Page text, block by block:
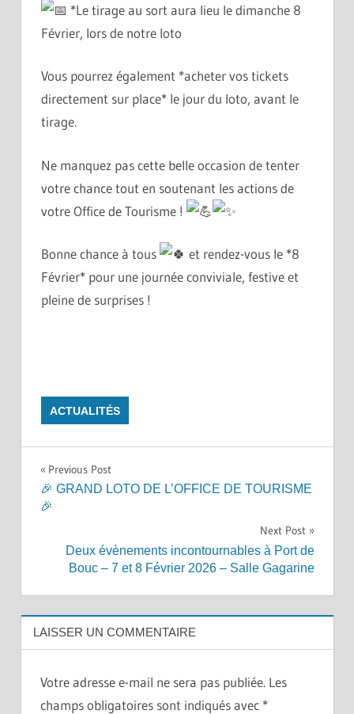
*Le tirage au sort aura lieu le dimanche 8
Février, lors de notre loto
Vous pourrez également *acheter vos tickets
directement sur place* le jour du loto, avant le
tirage.
Ne manquez pas cette belle occasion de tenter
votre chance tout en soutenant les actions de
votre Office de Tourisme !
Bonne chance à tous
et rendez-vous le *8
Février* pour une journée conviviale, festive et
pleine de surprises !
ACTUALITÉS
Navigation
de
Previous Post
🎉 GRAND LOTO DE L’OFFICE DE TOURISME
🎉
Next Post
Deux évènements incontournables à Port de
Bouc – 7 et 8 Février 2026 – Salle Gagarine
LAISSER UN COMMENTAIRE
Votre adresse e-mail ne sera pas publiée. Les
champs obligatoires sont indiqués avec *